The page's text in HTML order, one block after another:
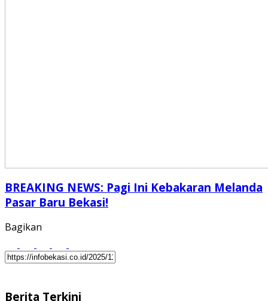
BREAKING NEWS: Pagi Ini Kebakaran Melanda
Pasar Baru Bekasi!
Bagikan
Berita Terkini